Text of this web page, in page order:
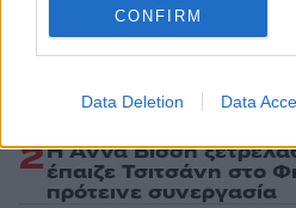
CONFIRM
Data Deletion Data
1 «Ψήνονται» στα
μποφόρ στο Αιγαίο
Δεκαπενταύγουστο
2Η Άννα Βίσση
έπαιζε Τσιτσάνη στο
πρότεινε συνεργασία